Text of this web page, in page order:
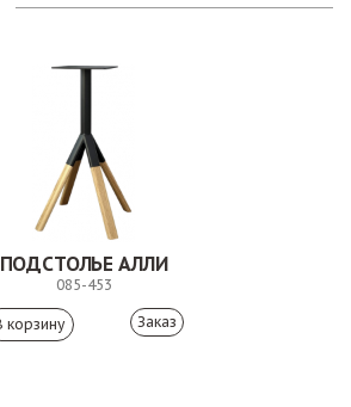
ПОДСТОЛЬЕ АЛЛИ
085-453
Заказ